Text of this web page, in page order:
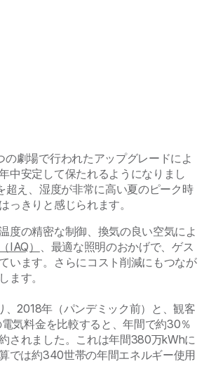
の劇場で行われたアップグレードによ
中安定して保たれるようになりまし
超え、湿度が非常に高い夏のピーク時
っきりと感じられます。
度の精密な制御、換気の良い空気によ
IAQ）
、最適な照明のおかげで、ゲス
います。さらにコスト削減にもつなが
ます。
、2018年（パンデミック前）と、観客
気料金を比較すると、年間で約30％
されました。これは年間380万kWhに
では約340世帯の年間エネルギー使用